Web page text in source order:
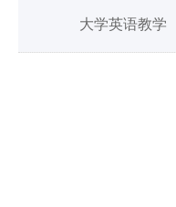
大学英语教学